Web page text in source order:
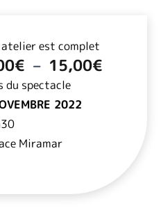
est complet
€ – 15,00€
du spectacle
2022
Miramar